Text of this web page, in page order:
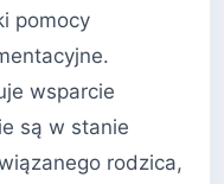
pomocy
wsparcie
są w stanie
rodzica,